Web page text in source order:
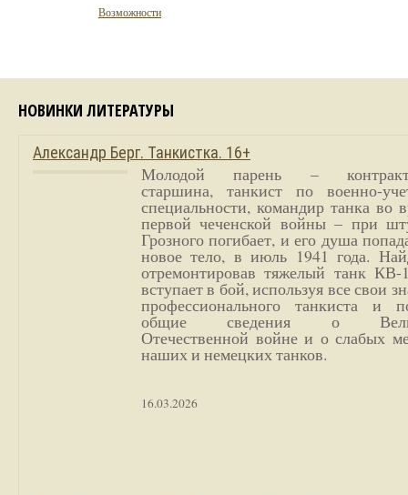
Возможности
НОВИНКИ ЛИТЕРАТУРЫ
Александр Берг. Танкистка. 16+
Молодой парень –
старшина, танкист по военно-
специальности, командир танка во
первой чеченской войны – при
Грозного погибает, и его душа
новое тело, в июль 1941 года.
отремонтировав тяжелый танк
вступает в бой, используя все свои
профессионального танкиста и
общие сведения о
Отечественной войне и о слабых
наших и немецких танков.
16.03.2026